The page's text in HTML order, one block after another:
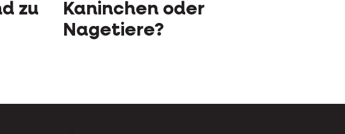
zu
Kaninchen oder
Nagetiere?